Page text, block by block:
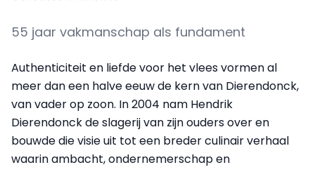
55 jaar vakmanschap als fundament
Authenticiteit en liefde voor het vlees vormen al
meer dan een halve eeuw de kern van Dierendonck,
van vader op zoon. In 2004 nam Hendrik
Dierendonck de slagerij van zijn ouders over en
bouwde die visie uit tot een breder culinair verhaal
waarin ambacht, ondernemerschap en